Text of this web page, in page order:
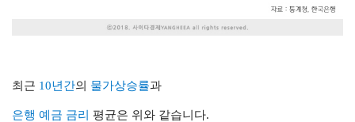
최근 10년간의 물가상승률과
은행 예금 금리 평균은 위와 같습니다.